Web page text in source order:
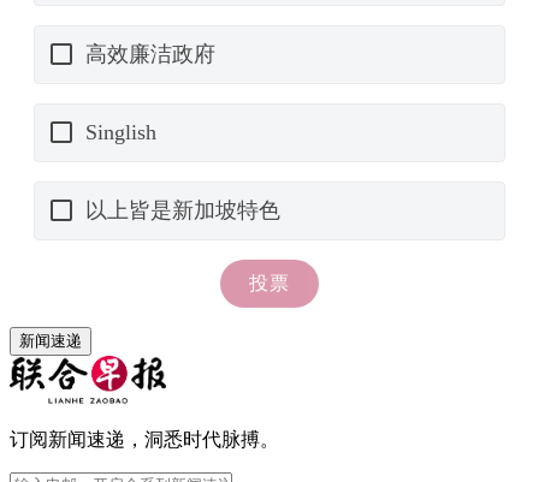
新闻速递
订阅新闻速递，洞悉时代脉搏。